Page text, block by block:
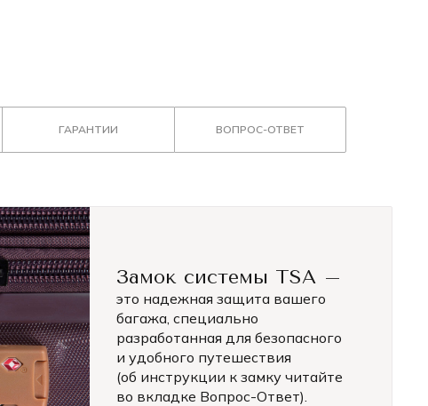
ГАРАНТИИ ВОПРОС-ОТВЕТ
Замок системы TSA –
это надежная защита вашего
багажа, специально
разработанная для безопасного
и удобного путешествия
(об инструкции к замку читайте
во вкладке Вопрос-Ответ).